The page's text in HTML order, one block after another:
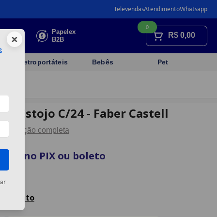
TelevendasAtendimentoWhatsapp
Faça sua
cotação
Papelex
B2B
R$ 0,00
0
Eletroportáteis Bebês Pet
Estojo C/24 - Faber Castell
Descrição completa
vista no PIX ou boleto
×